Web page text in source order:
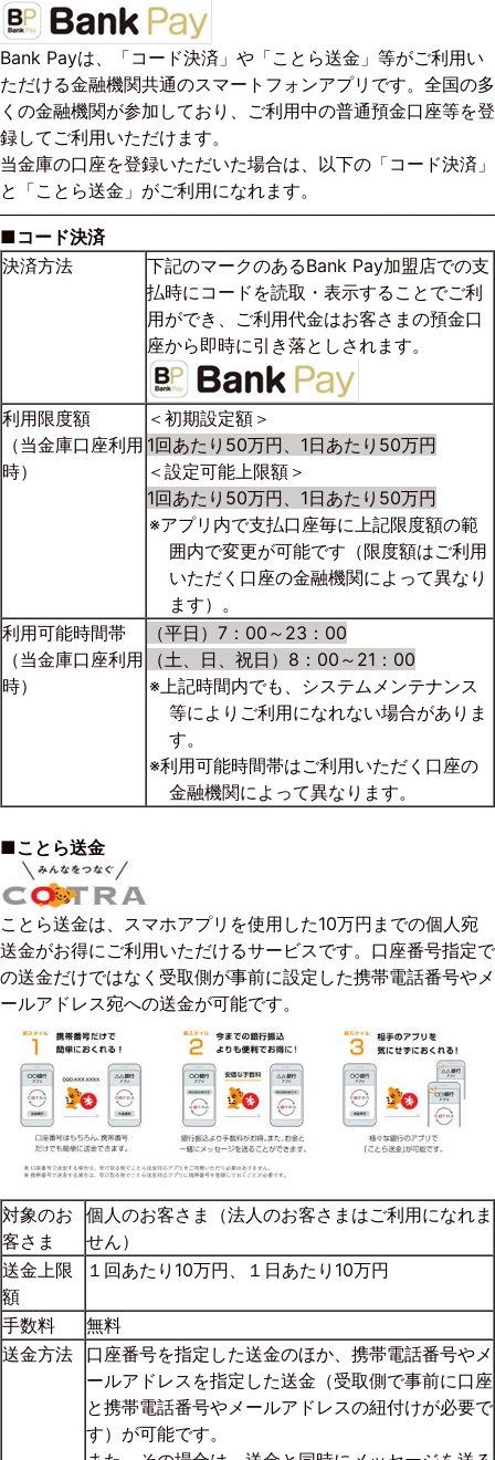
Bank Payは、「コード決済」や「ことら送金」等がご利用い
ただける金融機関共通のスマートフォンアプリです。全国の多
くの金融機関が参加しており、ご利用中の普通預金口座等を登
録してご利用いただけます。
当金庫の口座を登録いただいた場合は、以下の「コード決済」
と「ことら送金」がご利用になれます。
■コード決済
決済方法
下記のマークのあるBank Pay加盟店での支
払時にコードを読取・表示することでご利
用ができ、ご利用代金はお客さまの預金口
座から即時に引き落としされます。
利用限度額
（当金庫口座利用
時）
＜初期設定額＞
1回あたり50万円、1日あたり50万円
＜設定可能上限額＞
1回あたり50万円、1日あたり50万円
※アプリ内で支払口座毎に上記限度額の範
囲内で変更が可能です（限度額はご利用
いただく口座の金融機関によって異なり
ます）。
利用可能時間帯
（当金庫口座利用
時）
（平日）7：00～23：00
（土、日、祝日）8：00～21：00
※上記時間内でも、システムメンテナンス
等によりご利用になれない場合がありま
す。
※利用可能時間帯はご利用いただく口座の
金融機関によって異なります。
■ことら送金
ことら送金は、スマホアプリを使用した10万円までの個人宛
送金がお得にご利用いただけるサービスです。口座番号指定で
の送金だけではなく受取側が事前に設定した携帯電話番号やメ
ールアドレス宛への送金が可能です。
対象のお
客さま
個人のお客さま（法人のお客さまはご利用になれま
せん）
送金上限
額
１回あたり10万円、１日あたり10万円
手数料
無料
送金方法
口座番号を指定した送金のほか、携帯電話番号やメ
ールアドレスを指定した送金（受取側で事前に口座
と携帯電話番号やメールアドレスの紐付けが必要で
す）が可能です。